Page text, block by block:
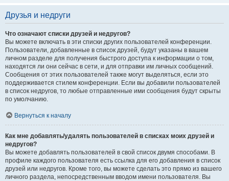
Друзья и недруги
Что означают списки друзей и недругов?
Вы можете включать в эти списки других пользователей конференции.
Пользователи, добавленные в список друзей, будут указаны в вашем
личном разделе для получения быстрого доступа к информации о том,
находятся ли они сейчас в сети, и для отправки им личных сообщений.
Сообщения от этих пользователей также могут выделяться, если это
поддерживается стилем конференции. Если вы добавили пользователей
в список недругов, то любые отправленные ими сообщения будут скрыты
по умолчанию.
Вернуться к началу
Как мне добавлять/удалять пользователей в списках моих друзей и
недругов?
Вы можете добавлять пользователей в свой список двумя способами. В
профиле каждого пользователя есть ссылка для его добавления в список
друзей или недругов. Кроме того, вы можете сделать это прямо из вашего
личного раздела, непосредственным вводом имени пользователя. Вы